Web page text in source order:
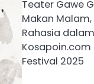
Teater Gawe
Makan
Rahasia
Kosapoin.com
Festival 2025